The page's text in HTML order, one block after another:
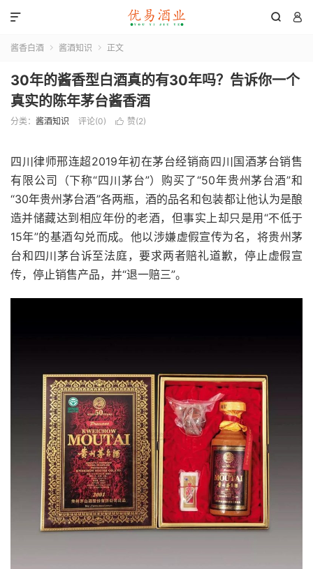
 

酱香白酒  酱酒知识  正文
30年的酱香型白酒真的有30年吗？告诉你一个
真实的陈年茅台酱香酒
分类： 酱酒知识 评论(0)  赞(2)
四川律师邢连超2019年初在茅台经销商四川国酒茅台销售
有限公司（下称“四川茅台”）购买了“50年贵州茅台酒”和
“30年贵州茅台酒”各两瓶，酒的品名和包装都让他认为是酿
造并储藏达到相应年份的老酒，但事实上却只是用“不低于
15年”的基酒勾兑而成。他以涉嫌虚假宣传为名，将贵州茅
台和四川茅台诉至法庭，要求两者赔礼道歉，停止虚假宣
传，停止销售产品，并“退一赔三”。